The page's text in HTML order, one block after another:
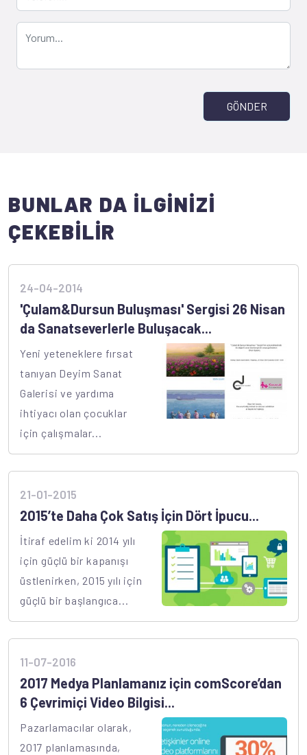
GÖNDER
BUNLAR DA İLGİNİZİ
ÇEKEBİLİR
24-04-2014
'Çulam&Dursun Buluşması' Sergisi 26 Nisan
da Sanatseverlerle Buluşacak...
Yeni yeteneklere fırsat
tanıyan Deyim Sanat
Galerisi ve yardıma
ihtiyacı olan çocuklar
için çalışmalar...
21-01-2015
2015’te Daha Çok Satış İçin Dört İpucu...
İtiraf edelim ki 2014 yılı
için güçlü bir kapanışı
üstlenirken, 2015 yılı için
güçlü bir başlangıca...
11-07-2016
2017 Medya Planlamanız için comScore’dan
6 Çevrimiçi Video Bilgisi...
Pazarlamacılar olarak,
2017 planlamasında,